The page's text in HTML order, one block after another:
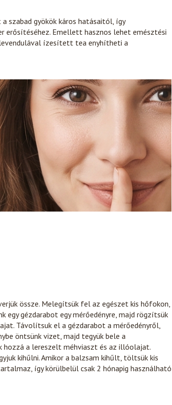
szabad gyökök káros hatásaitól, így
erősítéséhez. Emellett hasznos lehet emésztési
levendulával ízesített tea enyhítheti a
össze. Melegítsük fel az egészet kis hőfokon,
egy gézdarabot egy mérőedényre, majd rögzítsük
Távolítsuk el a gézdarabot a mérőedényről,
öntsünk vizet, majd tegyük bele a
hozzá a lereszelt méhviaszt és az illóolajat.
kihűlni. Amikor a balzsam kihűlt, töltsük kis
így körülbelül csak 2 hónapig használható